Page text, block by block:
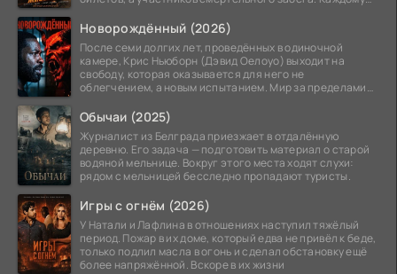
Новорождённый (2026)
После семи долгих лет, проведённых в одиночной
камере, Крис Ньюборн (Дэвид Оелоуо) выходит на
свободу, которая оказывается для него не
облегчением, а новым испытанием. Мир за пределами
Обычаи (2025)
Журналист из Белграда приезжает в отдалённую
деревню. Его задача — подготовить материал о старой
водяной мельнице. Вокруг этого места ходят слухи:
рядом с мельницей бесследно пропадают туристы.
Игры с огнём (2026)
У Натали и Лафлина в отношениях наступил тяжёлый
период. Пожар в их доме, который едва не привёл к беде,
только подлил масла в огонь и сделал обстановку ещё
более напряжённой. Вскоре в их жизни